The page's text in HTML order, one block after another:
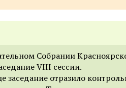
Собрании
VIII сессии.
заседание отразило